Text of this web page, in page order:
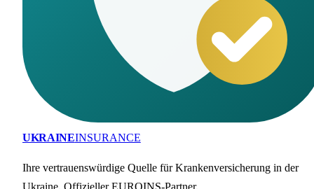
UKRAINEINSURANCE
Ihre vertrauenswürdige Quelle für Krankenversicherung in der
Ukraine. Offizieller EUROINS-Partner.